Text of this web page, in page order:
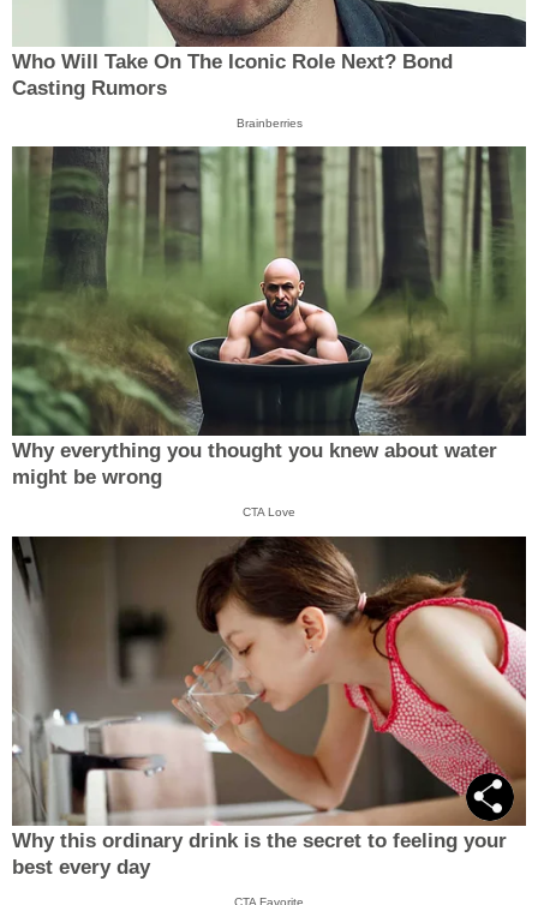
Who Will Take On The Iconic Role Next? Bond
Casting Rumors
Brainberries
Why everything you thought you knew about water
might be wrong
CTA Love
Why this ordinary drink is the secret to feeling your
best every day
CTA Favorite